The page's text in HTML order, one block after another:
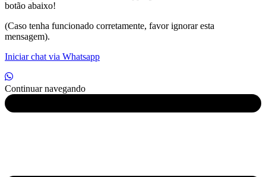
botão abaixo!
(Caso tenha funcionado corretamente, favor ignorar esta
mensagem).
Iniciar chat via Whatsapp
Continuar navegando